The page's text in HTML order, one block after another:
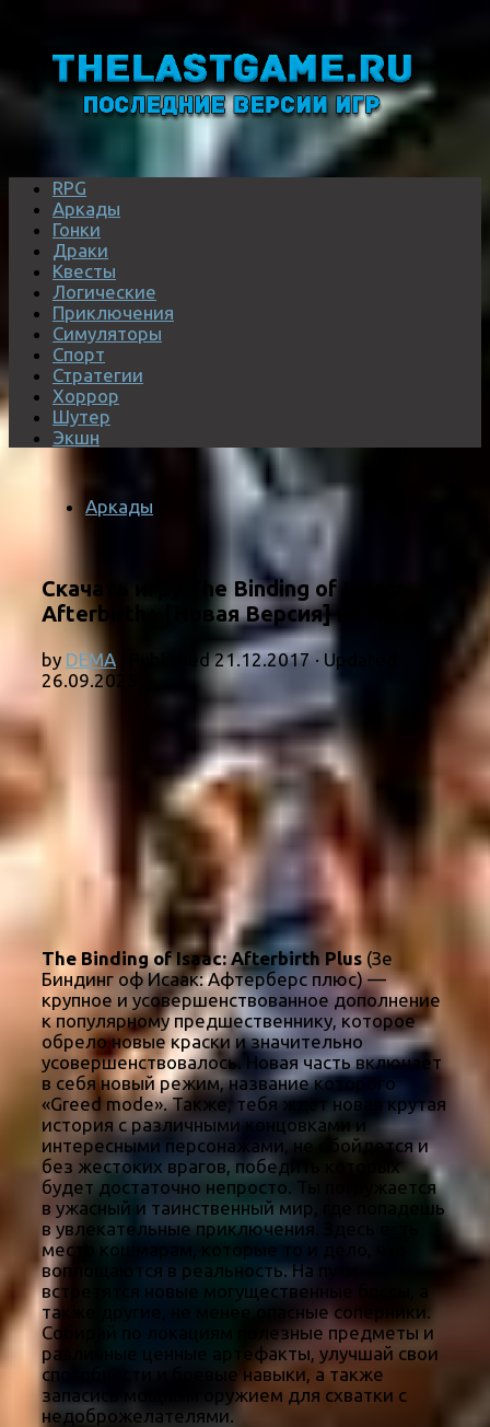
RPG
Аркады
Гонки
Драки
Квесты
Логические
Приключения
Симуляторы
Спорт
Стратегии
Хоррор
Шутер
Экшн
Аркады
Скачать игру The Binding of Isaac:
Afterbirth+ [Новая Версия] на ПК
by DEMA · Published21.12.2017· Updated
26.09.2025
The Binding of Isaac: Afterbirth Plus (Зе
Биндинг оф Исаак: Афтерберс плюс) —
крупное и усовершенствованное дополнение
к популярному предшественнику, которое
обрело новые краски и значительно
усовершенствовалось. Новая часть включает
в себя новый режим, название которого
«Greed mode». Также, тебя ждёт новая крутая
история с различными концовками и
интересными персонажами, не обойдется и
без жестоких врагов, победить которых
будет достаточно непросто. Ты погружается
в ужасный и таинственный мир, где попадешь
в увлекательные приключения. Здесь есть
место кошмарам, которые то и дело, что
воплощаются в реальность. На пути
встретятся новые могущественные боссы, а
также другие, не менее опасные соперники.
Собирай по локациям полезные предметы и
различные ценные артефакты, улучшай свои
способности и боевые навыки, а также
запасись мощным оружием для схватки с
недоброжелателями.